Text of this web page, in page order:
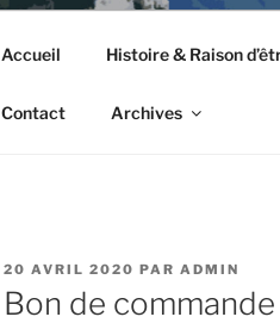
Accueil Histoire & Raison
Contact Archives
PUBLIÉ
LE
20 AVRIL 2020 PAR ADMIN
Bon de